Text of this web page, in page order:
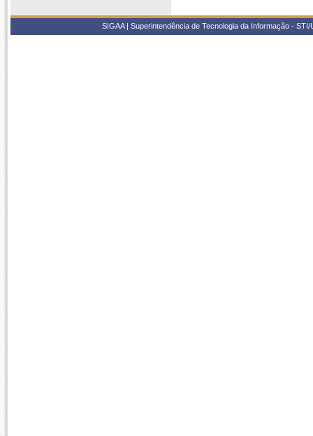
SIGAA | Superintendência de Tecnologia da Informação -